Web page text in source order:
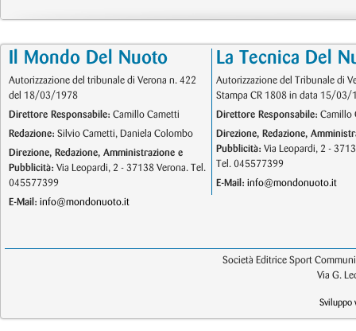
Il Mondo Del Nuoto
Autorizzazione del tribunale di Verona n. 422
del 18/03/1978
Direttore Responsabile: Camillo Cametti
Redazione: Silvio Cametti, Daniela Colombo
Direzione, Redazione, Amministrazione e
Pubblicità: Via Leopardi, 2 - 37138 Verona. Tel.
045577399
E-Mail: info@mondonuoto.it
La Tecnica Del
Autorizzazione del Tribunale di
Stampa CR 1808 in data 15/03/
Direttore Responsabile: Camillo
Direzione, Redazione,
Pubblicità: Via Leopardi, 2 -
Tel. 045577399
E-Mail: info@mondonuoto.it
Società Editrice Sport
Via G.
Sviluppo